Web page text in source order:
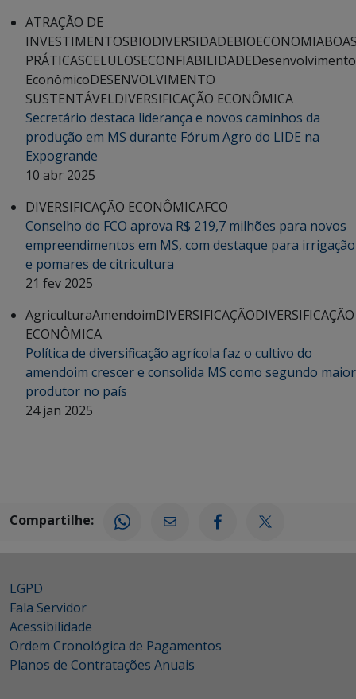
ATRAÇÃO DE
INVESTIMENTOSBIODIVERSIDADEBIOECONOMIA
PRÁTICASCELULOSECONFIABILIDADEDesenvolvimento
EconômicoDESENVOLVIMENTO
SUSTENTÁVELDIVERSIFICAÇÃO ECONÔMICA
Secretário destaca liderança e novos caminhos da
produção em MS durante Fórum Agro do LIDE na
Expogrande
10 abr 2025
DIVERSIFICAÇÃO ECONÔMICAFCO
Conselho do FCO aprova R$ 219,7 milhões para novos
empreendimentos em MS, com destaque para irrigação
e pomares de citricultura
21 fev 2025
AgriculturaAmendoimDIVERSIFICAÇÃODIVERSIFICAÇÃO
ECONÔMICA
Política de diversificação agrícola faz o cultivo do
amendoim crescer e consolida MS como segundo maior
produtor no país
24 jan 2025
Compartilhe:
LGPD
Fala Servidor
Acessibilidade
Ordem Cronológica de Pagamentos
Planos de Contratações Anuais